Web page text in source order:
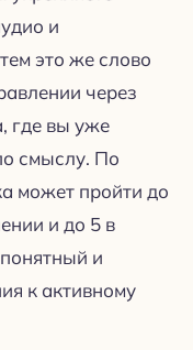
и
это же слово
через
где вы уже
смыслу. По
может пройти до
и до 5 в
и
к активному